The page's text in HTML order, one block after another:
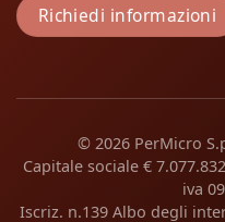
Richiedi informazioni
© 2026 PerMicro
Capitale sociale €
iva
Iscriz. n.139 Albo degli